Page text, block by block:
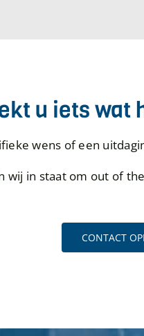
u iets wat
wens of een
wij in staat om out of
CONTACT